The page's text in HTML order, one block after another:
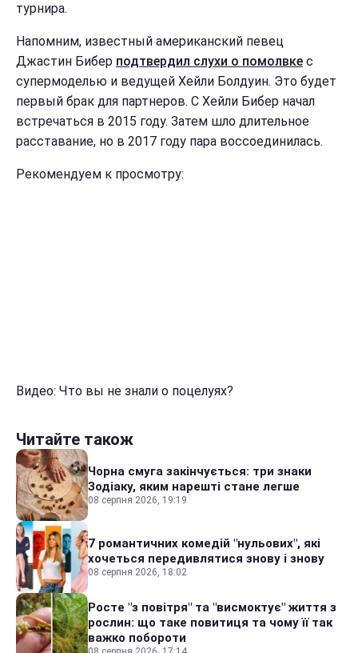
турнира.
Напомним, известный американский певец
Джастин Бибер подтвердил слухи о помолвке с
супермоделью и ведущей Хейли Болдуин. Это будет
первый брак для партнеров. С Хейли Бибер начал
встречаться в 2015 году. Затем шло длительное
расставание, но в 2017 году пара воссоединилась.
Рекомендуем к просмотру:
Видео: Что вы не знали о поцелуях?
Читайте також
Чорна смуга закінчується: три знаки
Зодіаку, яким нарешті стане легше
08 серпня 2026, 19:19
7 романтичних комедій "нульових", які
хочеться передивлятися знову і знову
08 серпня 2026, 18:02
Росте "з повітря" та "висмоктує" життя з
рослин: що таке повитиця та чому її так
важко побороти